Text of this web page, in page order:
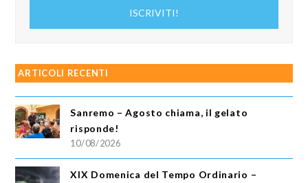
ISCRIVITI!
ARTICOLI RECENTI
Sanremo – Agosto chiama, il gelato
risponde!
10/08/2026
XIX Domenica del Tempo Ordinario –